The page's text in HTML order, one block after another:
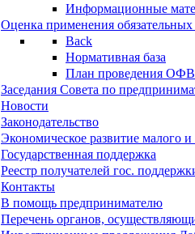
Информационные
Оценка применения
Back
Нормативная база
План проведения
Заседания Совета по
Новости
Законодательство
Экономическое развитие малого и
Государственная поддержка
Реестр получателей гос.
Контакты
В помощь предпринимателю
Перечень органов,